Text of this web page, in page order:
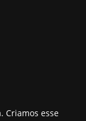
Criamos esse